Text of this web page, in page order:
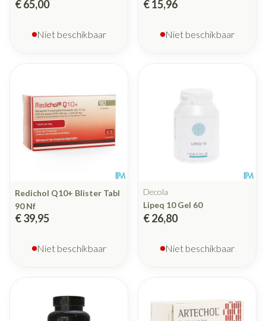
€ 65,00
Niet beschikbaar
€ 15,96
Niet beschikbaar
Redichol Q10+ Blister Tabl
90 Nf
€ 39,95
Niet beschikbaar
Decola
Lipeq 10 Gel 60
€ 26,80
Niet beschikbaar